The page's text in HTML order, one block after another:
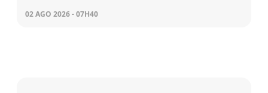
02 AGO 2026 - 07H40